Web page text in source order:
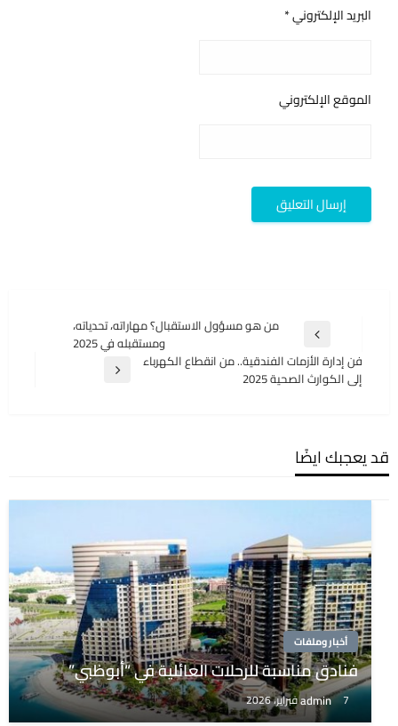
البريد الإلكتروني*
الموقع الإلكتروني
المقالات
المقالة
السابقة
من هو مسؤول الاستقبال؟ مهاراته، تحدياته،
ومستقبله في 2025
المقالة
فن إدارة الأزمات الفندقية.. من انقطاع الكهرباء
إلى الكوارث الصحية 2025
قد يعجبك ايضًا
أخبار وملفات
فنادق مناسبة للرحلات العائلية في “أبوظبي”
admin 7 فبراير، 2026